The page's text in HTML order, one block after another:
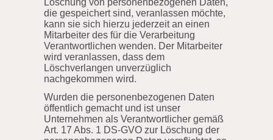
Löschung von personenbezogenen Daten,
die gespeichert sind, veranlassen möchte,
kann sie sich hierzu jederzeit an einen
Mitarbeiter des für die Verarbeitung
Verantwortlichen wenden. Der Mitarbeiter
wird veranlassen, dass dem
Löschverlangen unverzüglich
nachgekommen wird.
Wurden die personenbezogenen Daten
öffentlich gemacht und ist unser
Unternehmen als Verantwortlicher gemäß
Art. 17 Abs. 1 DS-GVO zur Löschung der